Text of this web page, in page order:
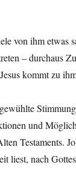
von ihm etwas
– durchaus
kommt zu
und
Testaments.
liest, nach